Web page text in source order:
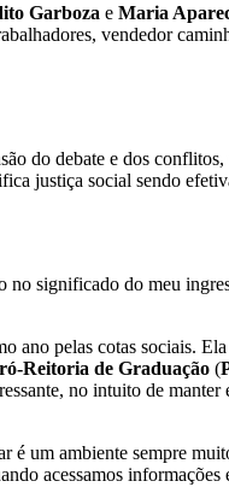
Garboza e Maria
vendedor
do debate e dos conflitos,
justiça social sendo
no significado do meu
ano pelas cotas sociais.
Reitoria de Graduação (
no intuito de
é um ambiente sempre
acessamos